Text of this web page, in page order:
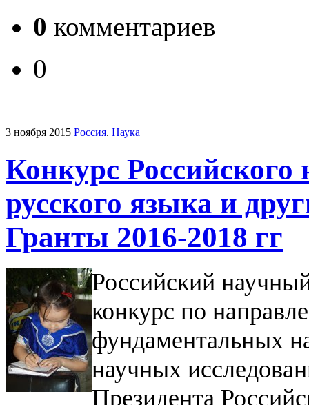
0 комментариев
0
3 ноября 2015 Россия. Наука
Конкурс Российского
русского языка и
Гранты 2016-2018 гг
Российский
конкурс по
фундаментальных
научных
Президента